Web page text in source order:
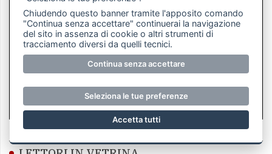
Chiudendo questo banner tramite l'apposito comando
"Continua senza accettare" continuerai la navigazione
del sito in assenza di cookie o altri strumenti di
tracciamento diversi da quelli tecnici.
Continua senza accettare
Seleziona le tue preferenze
Accetta tutti